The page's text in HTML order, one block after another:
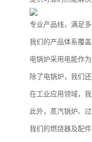
专业产品线，满足
我们的产品体系覆
电锅炉采用电能作
除了电锅炉，我们
在工业应用领域，
此外，蒸汽锅炉、
我们的燃烧器及配